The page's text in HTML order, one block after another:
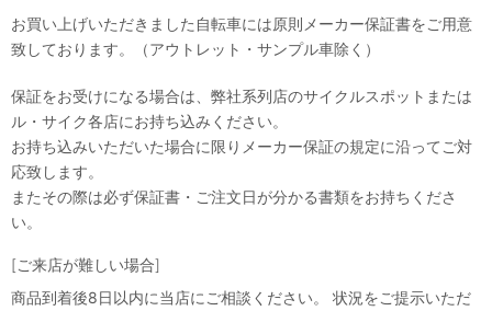
お買い上げいただきました自転車には原則メーカー保証書をご用意
致しております。（アウトレット・サンプル車除く）
保証をお受けになる場合は、弊社系列店のサイクルスポットまたは
ル・サイク各店にお持ち込みください。
お持ち込みいただいた場合に限りメーカー保証の規定に沿ってご対
応致します。
またその際は必ず保証書・ご注文日が分かる書類をお持ちくださ
い。
[ご来店が難しい場合]
商品到着後8日以内に当店にご相談ください。 状況をご提示いただ